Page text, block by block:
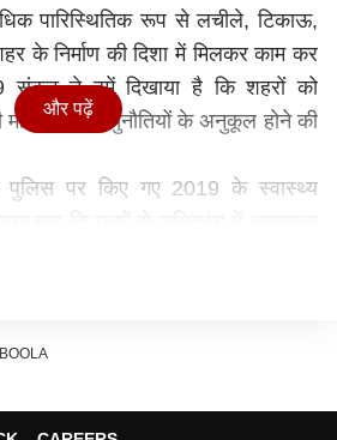
पारिस्थितिक रूप से लचीले, टिकाऊ,
के निर्माण की दिशा में मिलकर काम कर
ने हमें दिखाया है कि शहरों को
शहरी चुनौतियों के अनुकूल होने की
पुलिस पर किए गए 2019 के स्वास्थ्य
और पढ़ें